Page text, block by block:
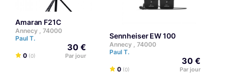
Amaran F21C
Annecy , 74000
Paul T.
0 (0)
30 €
Par jour
Sennheiser EW 100
Annecy , 74000
Paul T.
0 (0)
30 €
Par jour